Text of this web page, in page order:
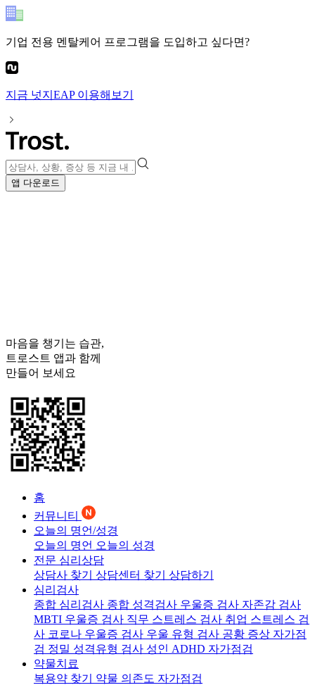
기업 전용 멘탈케어 프로그램을 도입하고 싶다면?
지금 넛지EAP이용해보기
앱 다운로드
마음을 챙기는 습관,
트로스트 앱과 함께
만들어 보세요
홈
커뮤니티
오늘의 명언/성경
오늘의 명언 오늘의 성경
전문 심리상담
상담사 찾기 상담센터 찾기 상담하기
심리검사
종합 심리검사 종합 성격검사 우울증 검사 자존감 검사
MBTI 우울증 검사 직무 스트레스 검사 취업 스트레스 검
사 코로나 우울증 검사 우울 유형 검사 공황 증상 자가점
검 정밀 성격유형 검사 성인 ADHD 자가점검
약물치료
복용약 찾기 약물 의존도 자가점검